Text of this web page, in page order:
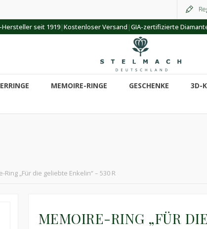
seit 1919|Kostenloser Versand |GIA-zertifizierte
MEMOIRE-RINGE GESCHENKE 3D-
Ring „Für die geliebte Enkelin“ – 530 R
MEMOIRE-RING „FÜR DIE